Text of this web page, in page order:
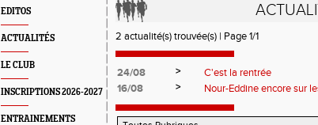
EDITOS
ACTUALITÉS
LE CLUB
INSCRIPTIONS 2026-2027
ENTRAINEMENTS
2 actualité(s) trouvée(s) | Page 1/1
24/08 >
C'est la rentrée
16/08
> Nour-Eddine encore sur